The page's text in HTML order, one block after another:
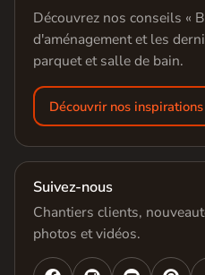
Découvrez nos conseils «
d'aménagement et les
parquet et salle de bain.
Découvrir nos inspirations
Suivez-nous
Chantiers clients,
photos et vidéos.